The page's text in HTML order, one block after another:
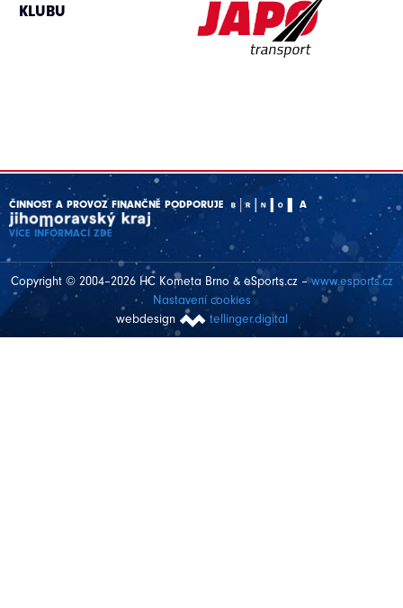
KLUBU
ČINNOST A PROVOZ FINANČNĚ PODPORUJE A
VÍCE INFORMACÍ ZDE
Copyright © 2004–2026 HC Kometa Brno & eSports.cz –www.esports.cz
Nastavení cookies
webdesign
tellinger.digital